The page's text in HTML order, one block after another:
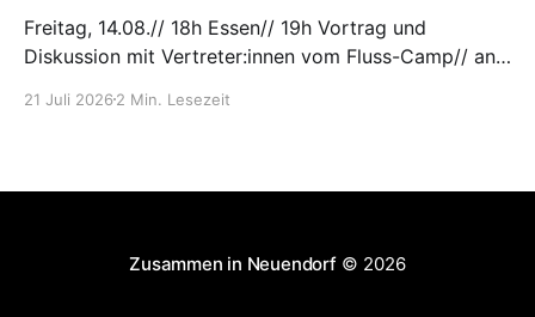
Freitag, 14.08.// 18h Essen// 19h Vortrag und
Diskussion mit Vertreter:innen vom Fluss-Camp// an
21 Juli 2026 2 Min. Lesezeit
Zusammen in Neuendorf© 2026